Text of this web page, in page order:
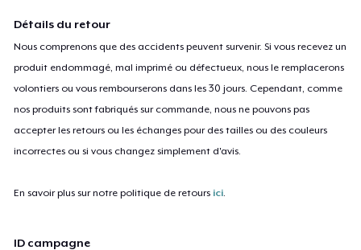
Détails du retour
Nous comprenons que des accidents peuvent survenir. Si vous recevez un
produit endommagé, mal imprimé ou défectueux, nous le remplacerons
volontiers ou vous rembourserons dans les 30 jours. Cependant, comme
nos produits sont fabriqués sur commande, nous ne pouvons pas
accepter les retours ou les échanges pour des tailles ou des couleurs
incorrectes ou si vous changez simplement d'avis.
En savoir plus sur notre politique de retours ici
ID campagne